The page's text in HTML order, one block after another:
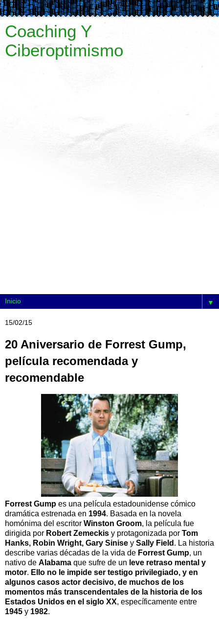
Coaching Y
Ciberoptimismo
▼
15/02/15
20 Aniversario de Forrest Gump,
película recomendada y
recomendable
Forrest Gump es una película estadounidense cómico
dramática estrenada en 1994. Basada en la novela
homónima del escritor Winston Groom, la película fue
dirigida por Robert Zemeckis y protagonizada por Tom
Hanks, Robin Wright, Gary Sinise y Sally Field . La historia
describe varias décadas de la vida de Forrest Gump, un
nativo de Alabama que sufre de un leve retraso mental y
motor. Ello no le impide ser testigo privilegiado, y en
algunos casos actor decisivo, de muchos de los
momentos más transcendentales de la historia de los
Estados Unidos en el siglo XX, específicamente entre
1945 y 1982.